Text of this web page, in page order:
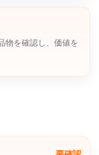
物を確認し、価値を